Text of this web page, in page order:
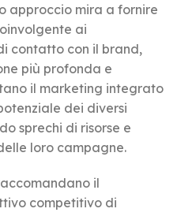
approccio mira a fornire
ai
contatto con il brand,
più profonda e
il marketing integrato
dei diversi
sprechi di risorse e
loro campagne.
il
competitivo di